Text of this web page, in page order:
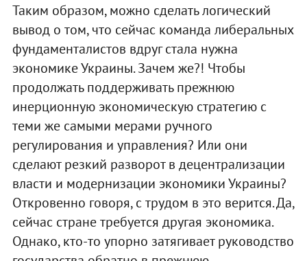
Таким образом, можно сделать логический
вывод о том, что сейчас команда либеральных
фундаменталистов вдруг стала нужна
экономике Украины. Зачем же?! Чтобы
продолжать поддерживать прежнюю
инерционную экономическую стратегию с
теми же самыми мерами ручного
регулирования и управления? Или они
сделают резкий разворот в децентрализации
власти и модернизации экономики Украины?
Откровенно говоря, с трудом в это верится. Да,
сейчас стране требуется другая экономика.
Однако, кто-то упорно затягивает руководство